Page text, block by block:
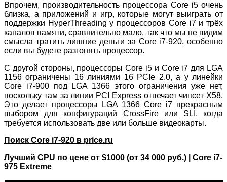
Впрочем, производительность процессора Core i5 очень
близка, а приложений и игр, которые могут выиграть от
поддержки HyperThreading у процессоров Core i7 и трёх
каналов памяти, сравнительно мало, так что мы не видим
смысла тратить лишние деньги за Core i7-920, особенно
если вы будете разгонять процессор.
С другой стороны, процессоры Core i5 и Core i7 для LGA
1156 ограничены 16 линиями 16 PCIe 2.0, а у линейки
Core i7-900 под LGA 1366 этого ограничения уже нет,
поскольку там за линии PCI Express отвечает чипсет X58.
Это делает процессоры LGA 1366 Core i7 прекрасным
выбором для конфигураций CrossFire или SLI, когда
требуется использовать две или больше видеокарты.
Поиск Core i7-920 в price.ru
Лучший CPU по цене от $1000 (от 34 000 руб.) | Core i7-
975 Extreme